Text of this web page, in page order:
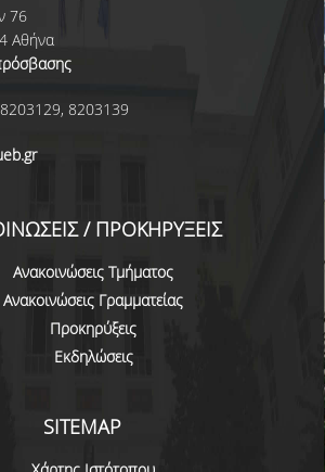
ΠΡΟΣΩΠΙΚΟ
ΕΡΕΥΝΗΤΕΣ
ΜΕΛΩΝ ΤΜΗΜΑΤΟΣ
ΣΠΟΥΔΕΣ
ΚΑΙ ΚΑΤΕΥΘΥΝΣΕΙΣ ΣΠΟΥΔΩΝ
ΠΡΟΓΡΑΜΜΑΤΟΣ ΣΠΟΥΔΩΝ
ΕΛΕΥΘΕΡΗΣ ΕΠΙΛΟΓΗΣ ΑΠΟ
ΤΜΗΜΑΤΑ
ΑΣΚΗΣΗ ΚΑΙ ΠΤΥΧΙΑΚΗ ΕΡΓΑΣΙΑ
76
Αθήνα
8203139
/ ΠΡΟΚΗΡΥΞΕΙΣ
Ανακοινώσεις Τμήματος
Ανακοινώσεις Γραμματείας
Προκηρύξεις
Εκδηλώσεις
SITEMAP